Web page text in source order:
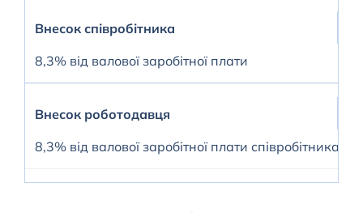
Внесок співробітника
8,3% від валової заробітної плати
Внесок роботодавця
8,3% від валової заробітної плати співробітника